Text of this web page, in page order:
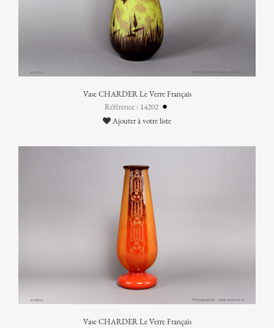
Vase CHARDER Le Verre Français
Référence : 14202
Ajouter à votre liste
Vase CHARDER Le Verre Français